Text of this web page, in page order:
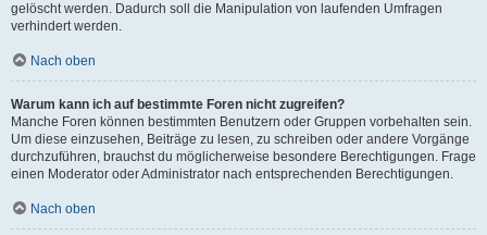
gelöscht werden. Dadurch soll die Manipulation von laufenden Umfragen
verhindert werden.
Nach oben
Warum kann ich auf bestimmte Foren nicht zugreifen?
Manche Foren können bestimmten Benutzern oder Gruppen vorbehalten sein.
Um diese einzusehen, Beiträge zu lesen, zu schreiben oder andere Vorgänge
durchzuführen, brauchst du möglicherweise besondere Berechtigungen. Frage
einen Moderator oder Administrator nach entsprechenden Berechtigungen.
Nach oben